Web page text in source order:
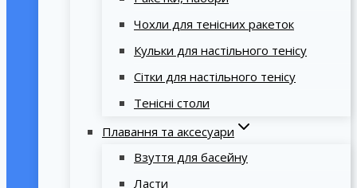
Чохли для тенісних ракеток
Кульки для настільного тенісу
Сітки для настільного тенісу
Тенісні столи
Плавання та аксесуари
Взуття для басейну
Ласти